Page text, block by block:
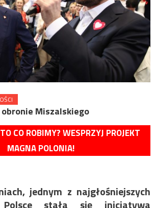
Miszalskiego
CO ROBIMY? WESPRZYJ PROJEKT
MAGNA POLONIA!
jednym z najgłośniejszych
stała się inicjatywa